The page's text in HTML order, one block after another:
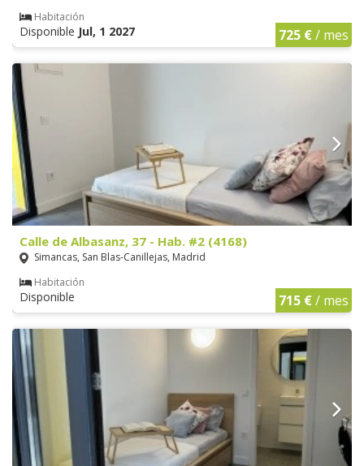
Habitación
Disponible Jul, 1 2027 725 €/ mes
Calle de Albasanz, 37 - Hab. #2 (4168)
Simancas, San Blas-Canillejas, Madrid
Habitación
Disponible 715 €/ mes